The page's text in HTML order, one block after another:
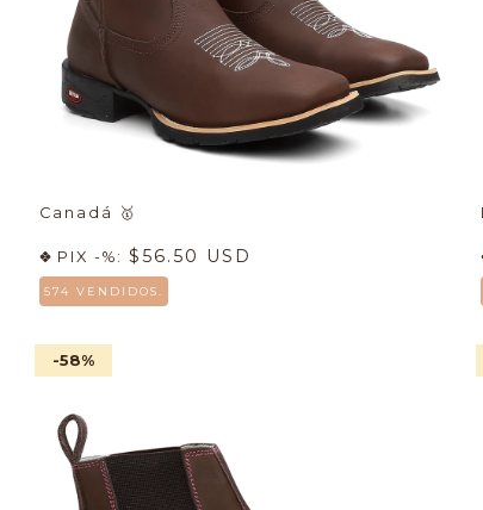
Canadá 🥇
PIX -%: $56.50 USD
574 VENDIDOS.
-58%